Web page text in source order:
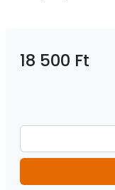
18 500 Ft